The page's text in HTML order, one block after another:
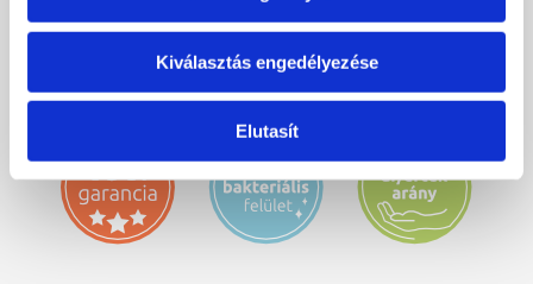
Kiválasztás engedélyezése
Elutasít
← vissza a termékekhez